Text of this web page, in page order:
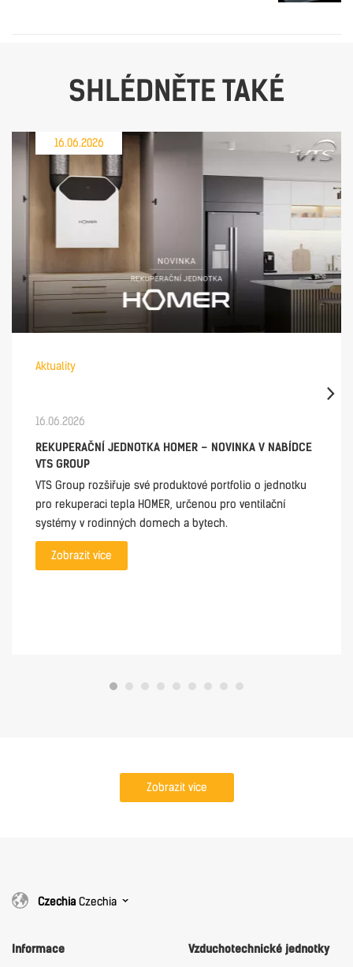
SHLÉDNĚTE TAKÉ
16.06.2026
Aktuality
16.06.2026
REKUPERAČNÍ JEDNOTKA HOMER – NOVINKA V NABÍDCE
VTS GROUP
VTS Group rozšiřuje své produktové portfolio o jednotku
pro rekuperaci tepla HOMER, určenou pro ventilační
systémy v rodinných domech a bytech.
Zobrazit více
Zobrazit více
Czechia Czechia
Informace Vzduchotechnické jednotky